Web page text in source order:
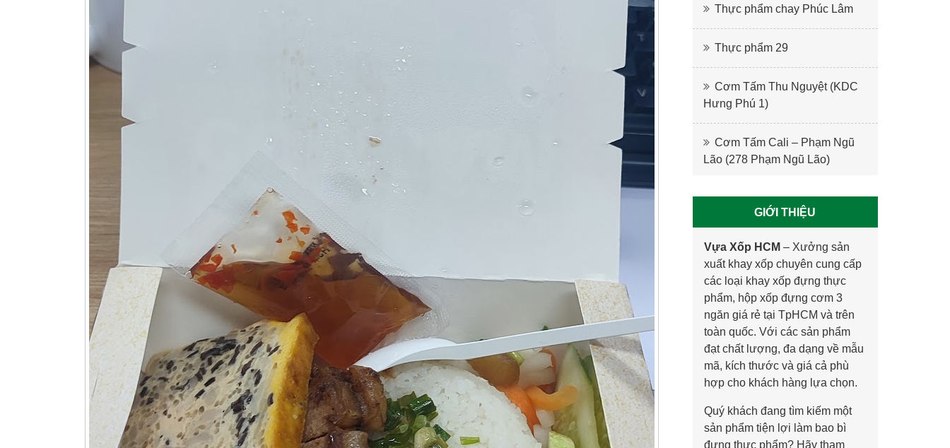
Thực phẩm chay Phúc Lâm
Thực phẩm 29
Cơm Tấm Thu Nguyệt (KDC
Hưng Phú 1)
Cơm Tấm Cali – Phạm Ngũ
Lão (278 Phạm Ngũ Lão)
GIỚI THIỆU
Vựa Xốp HCM – Xưởng sản
xuất khay xốpchuyên cung cấp
các loại khay xốp đựng thực
phẩm, hộp xốp đựng cơm 3
ngăn giá rẻ tại TpHCM và trên
toàn quốc. Với các sản phẩm
đạt chất lượng, đa dạng về mẫu
mã, kích thước và giá cả phù
hợp cho khách hàng lựa chọn.
Quý khách đang tìm kiếm một
sản phẩm tiện lợi làm bao bì
đựng thực phẩm? Hãy tham